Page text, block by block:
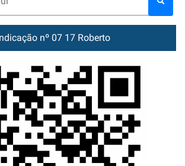
nº 07 17 Roberto